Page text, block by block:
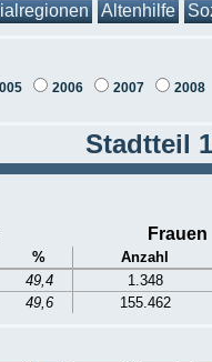
Altenhilfe
2006 2007 2008
Stadtteil
Frauen
% Anzahl
49,4 1.348
49,6 155.462